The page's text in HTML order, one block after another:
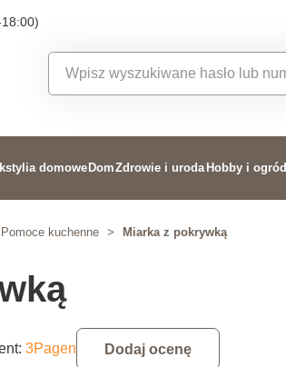
domowe DomZdrowie i uroda Hobby i ogród
Pomoce kuchenne > Miarka z pokrywką
3Pagen Dodaj ocenę